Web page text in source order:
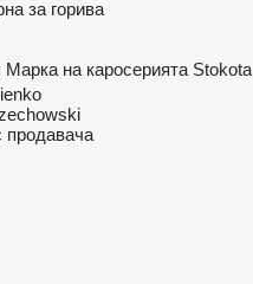
за горива
Марка на каросерията Stokota
продавача